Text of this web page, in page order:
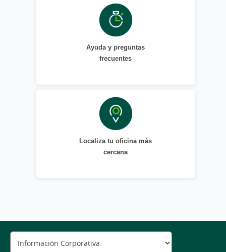
Ayuda y preguntas
frecuentes
Localiza tu oficina más
cercana